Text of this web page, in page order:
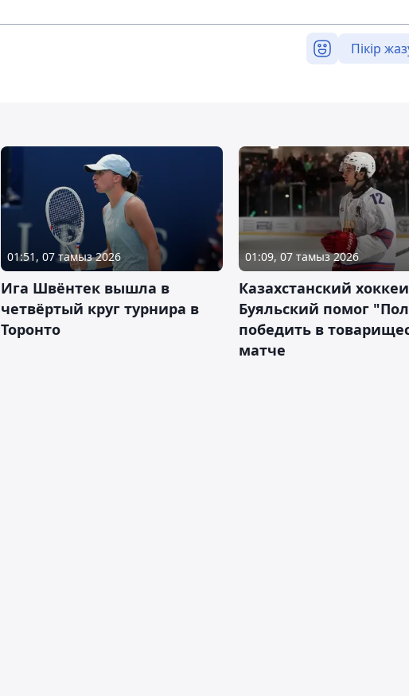
Пікір
01:51, 07 тамыз 2026
Ига Швёнтек вышла в
четвёртый круг турнира в
Торонто
01:09, 07 тамыз 2026
Казахстанский
Буяльский помог
победить в
матче